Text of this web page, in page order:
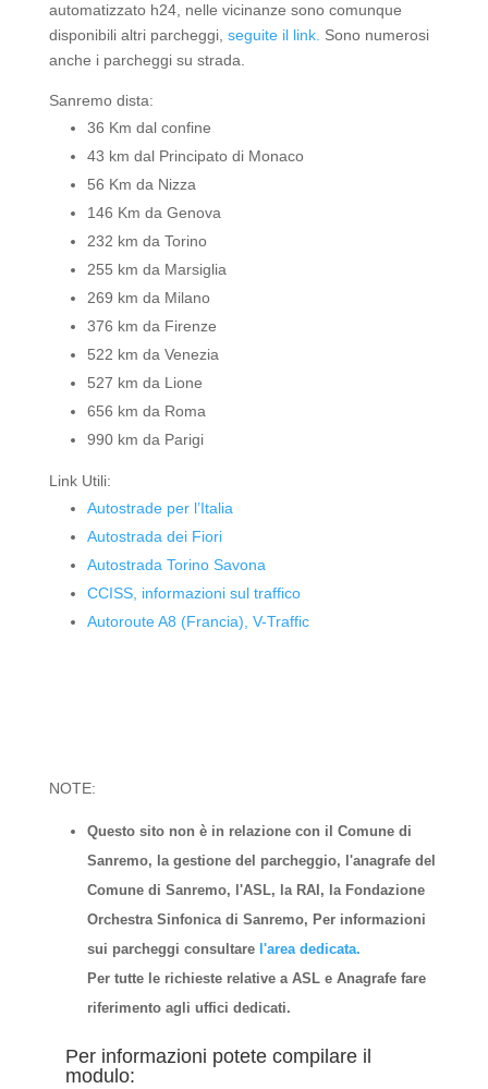
automatizzato h24, nelle vicinanze sono comunque
disponibili altri parcheggi, seguite il link. Sono numerosi
anche i parcheggi su strada.
Sanremo dista:
36 Km dal confine
43 km dal Principato di Monaco
56 Km da Nizza
146 Km da Genova
232 km da Torino
255 km da Marsiglia
269 km da Milano
376 km da Firenze
522 km da Venezia
527 km da Lione
656 km da Roma
990 km da Parigi
Link Utili:
Autostrade per l’Italia
Autostrada dei Fiori
Autostrada Torino Savona
CCISS, informazioni sul traffico
Autoroute A8 (Francia), V-Traffic
NOTE:
Questo sito non è in relazione con il Comune di
Sanremo, la gestione del parcheggio, l'anagrafe del
Comune di Sanremo, l'ASL, la RAI, la Fondazione
Orchestra Sinfonica di Sanremo, Per informazioni
sui parcheggi consultare l'area dedicata.
Per tutte le richieste relative a ASL e Anagrafe fare
riferimento agli uffici dedicati.
Per informazioni potete compilare il
modulo: